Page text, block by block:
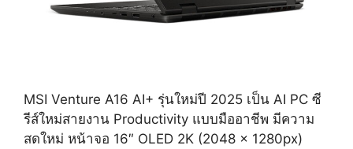
MSI Venture A16 AI+ รุ่นใหม่ปี 2025 เป็น AI PC ซี
รีส์ใหม่สายงาน Productivity แบบมืออาชีพ มีความ
สดใหม่ หน้าจอ 16″ OLED 2K (2048 x 1280px)